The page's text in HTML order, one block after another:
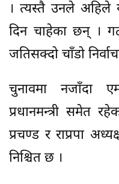
। त्यस्तै उनले अहिले
दिन चाहेका छन् ।
जतिसक्दो चाँडो
चुनावमा नजाँदा
प्रधानमन्त्री समेत
प्रचण्ड र राप्रपा
निश्चित छ ।